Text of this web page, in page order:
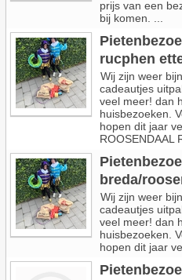
prijs van een
bij komen. ...
rucphen
Wij zijn weer
cadeautjes
veel meer! dan
huisbezoeken.
hopen dit jaar
ROOSENDAAL
breda/
Wij zijn weer
cadeautjes
veel meer! dan
huisbezoeken.
hopen dit jaar